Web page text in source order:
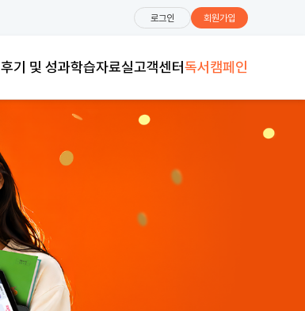
로그인 회원가입
후기 및 성과학습자료실고객센터독서캠페인